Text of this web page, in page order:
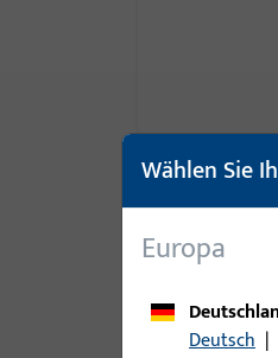
Wählen Sie
Europa
Deutsch |